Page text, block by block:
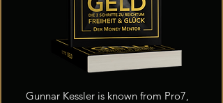
Gunnar Kessler is known from Pro7,